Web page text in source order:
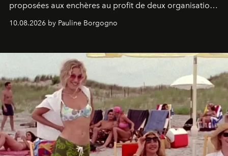
proposées aux enchères au profit de deux organisations
engagées pour la presse et la mode.
10.08.2026 by Pauline Borgogno